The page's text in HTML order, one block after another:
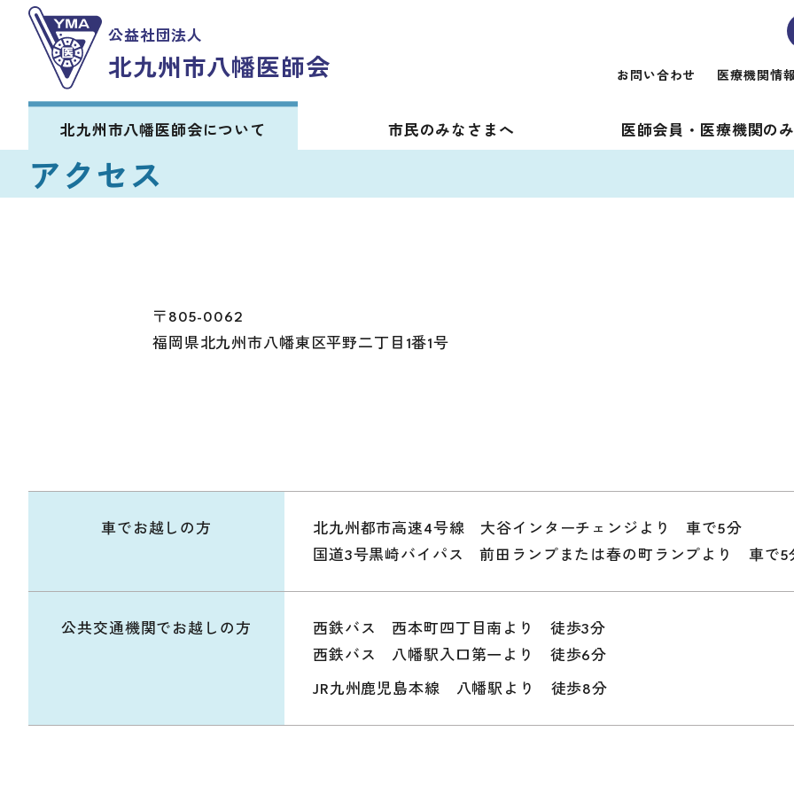
公益社団法人
北九州市八幡医師会 お問い合わせ 医療機関情
北九州市八幡医師会について 市民のみなさまへ 医師会員・医療機関の
アクセス
〒805-0062
福岡県北九州市八幡東区平野二丁目1番1号
車で お越しの方
北九州都市高速4号線 大谷インターチェンジより 車で5分
国道3号黒崎バイパス 前田ランプまたは春の町ランプより 車で5
公共交通機関で お越しの方
西鉄バス 西本町四丁目南より 徒歩3分
西鉄バス 八幡駅入口第一より 徒歩6分
JR九州鹿児島本線 八幡駅より 徒歩8分